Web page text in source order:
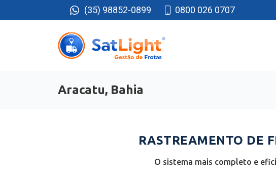
(35) 98852-0899 0800 026 0707
Aracatu, Bahia
RASTREAMENTO DE
O sistema mais completo e